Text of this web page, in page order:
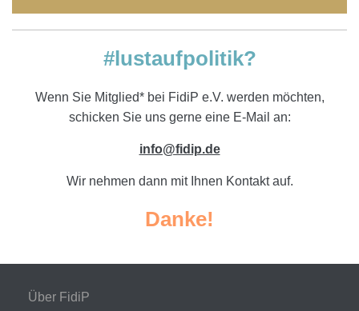
#lustaufpolitik?
Wenn Sie Mitglied* bei FidiP e.V. werden möchten,
schicken Sie uns gerne eine E-Mail an:
info@fidip.de
Wir nehmen dann mit Ihnen Kontakt auf.
Danke!
Über FidiP